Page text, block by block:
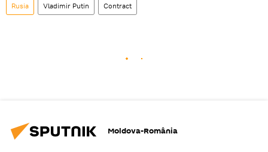
Rusia Vladimir Putin Contract
Moldova-România